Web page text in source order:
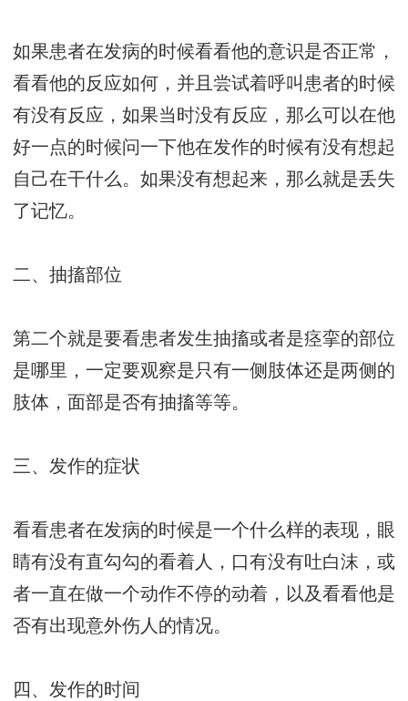
如果患者在发病的时候看看他的意识是否正常，
看看他的反应如何，并且尝试着呼叫患者的时候
有没有反应，如果当时没有反应，那么可以在他
好一点的时候问一下他在发作的时候有没有想起
自己在干什么。如果没有想起来，那么就是丢失
了记忆。
二、抽搐部位
第二个就是要看患者发生抽搐或者是痉挛的部位
是哪里，一定要观察是只有一侧肢体还是两侧的
肢体，面部是否有抽搐等等。
三、发作的症状
看看患者在发病的时候是一个什么样的表现，眼
睛有没有直勾勾的看着人，口有没有吐白沫，或
者一直在做一个动作不停的动着，以及看看他是
否有出现意外伤人的情况。
四、发作的时间